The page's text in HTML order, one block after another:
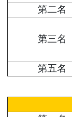
第二名
第三名
第五名